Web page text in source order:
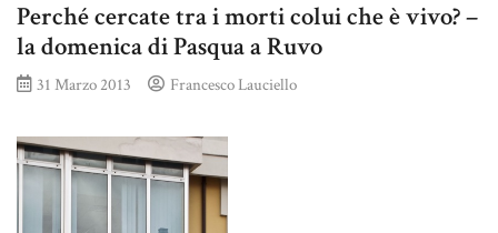
Perché cercate tra i morti colui che è vivo? –
la domenica di Pasqua a Ruvo
31 Marzo 2013 Francesco Lauciello